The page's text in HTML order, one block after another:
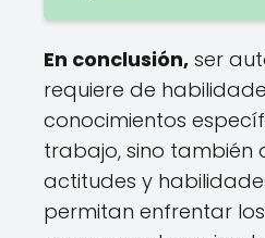
En conclusión, ser
requiere de
conocimientos
trabajo, sino también
actitudes y
permitan enfrentar